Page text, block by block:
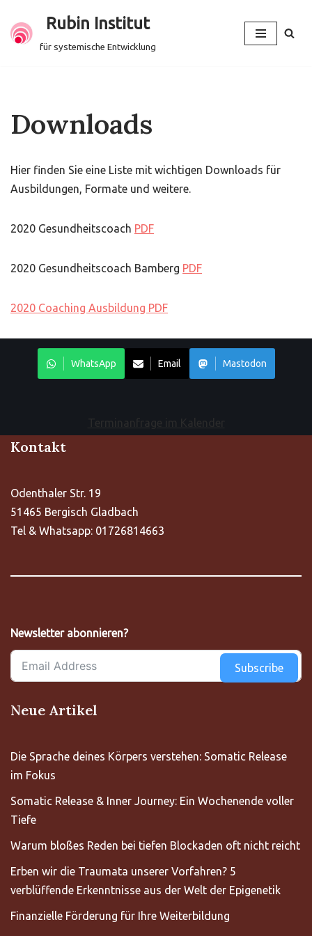
Zum
Rubin Institut
für systemische Entwicklung
Downloads
Hier finden Sie eine Liste mit wichtigen Downloads für
Ausbildungen, Formate und weitere.
2020 Gesundheitscoach PDF
2020 Gesundheitscoach Bamberg PDF
2020 Coaching Ausbildung PDF
WhatsApp Email Mastodon
Terminanfrage im Kalender
Kontakt
Odenthaler Str. 19
51465 Bergisch Gladbach
Tel & Whatsapp: 01726814663
Newsletter abonnieren?
Subscribe
Neue Artikel
Die Sprache deines Körpers verstehen: Somatic Release
im Fokus
Somatic Release & Inner Journey: Ein Wochenende voller
Tiefe
Warum bloßes Reden bei tiefen Blockaden oft nicht reicht
Erben wir die Traumata unserer Vorfahren? 5
verblüffende Erkenntnisse aus der Welt der Epigenetik
Finanzielle Förderung für Ihre Weiterbildung